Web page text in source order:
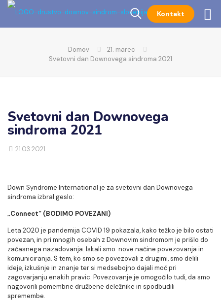
Kontakt
Domov
21. marec
Svetovni dan Downovega sindroma 2021
Svetovni dan Downovega
sindroma 2021
21.03.2021
Down Syndrome International je za svetovni dan Downovega
sindroma izbral geslo:
„Connect“ (BODIMO POVEZANI)
Leta 2020 je pandemija COVID 19 pokazala, kako težko je bilo ostati
povezan, in pri mnogih osebah z Downovim sindromom je prišlo do
začasnega nazadovanja. Iskali smo nove načine povezovanja in
komuniciranja. S tem, ko smo se povezovali z drugimi, smo delili
ideje, izkušnje in znanje ter si medsebojno dajali moč pri
zagovarjanju enakih pravic. Povezovanje je omogočilo tudi, da smo
nagovorili pomembne družbene deležnike in spodbudili
spremembe.